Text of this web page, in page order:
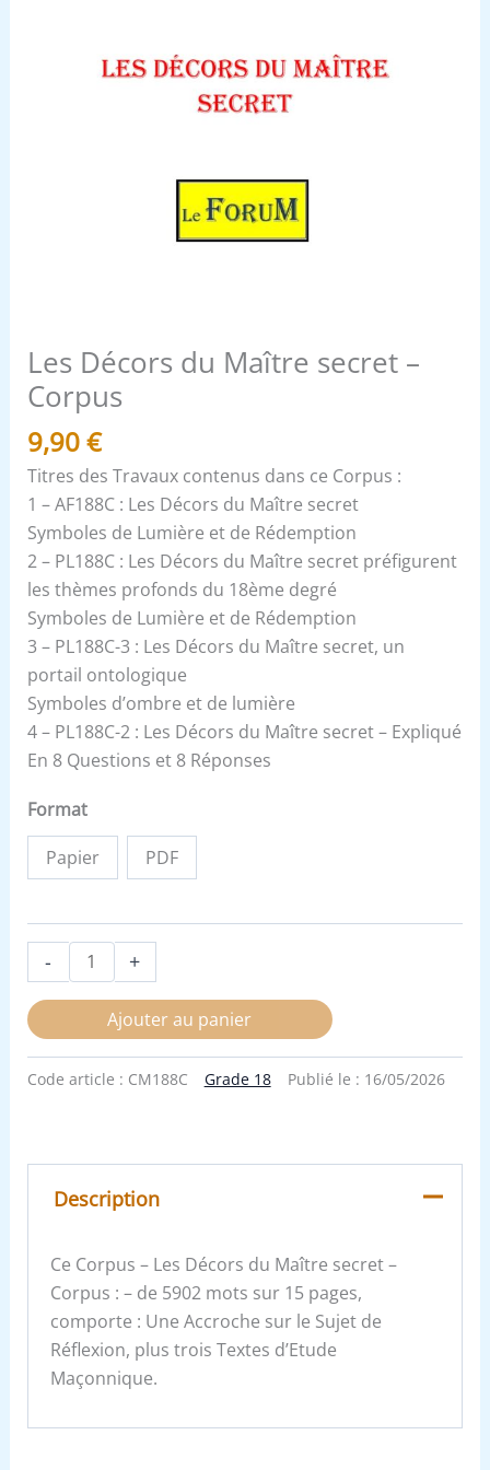
Les Décors du Maître secret –
Corpus
9,90€
Titres des Travaux contenus dans ce Corpus :
1 – AF188C : Les Décors du Maître secret
Symboles de Lumière et de Rédemption
2 – PL188C : Les Décors du Maître secret préfigurent
les thèmes profonds du 18ème degré
Symboles de Lumière et de Rédemption
3 – PL188C-3 : Les Décors du Maître secret, un
portail ontologique
Symboles d’ombre et de lumière
4 – PL188C-2 : Les Décors du Maître secret – Expliqué
En 8 Questions et 8 Réponses
Format
Papier PDF
- +
Ajouter au panier
Code article : CM188C Grade 18 Publié le : 16/05/2026
Description
Ce Corpus – Les Décors du Maître secret –
Corpus : – de 5902 mots sur 15 pages,
comporte : Une Accroche sur le Sujet de
Réflexion, plus trois Textes d’Etude
Maçonnique.